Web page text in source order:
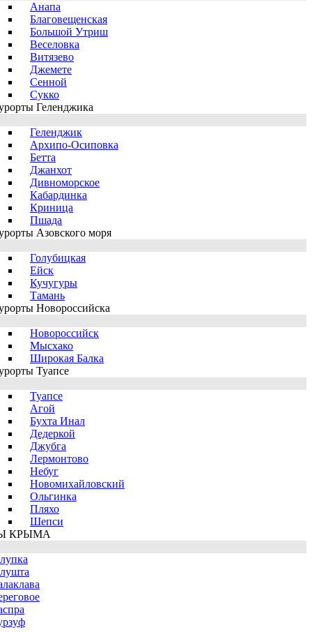
Анапа
Благовещенская
Большой Утриш
Веселовка
Витязево
Джемете
Сенной
Сукко
Геленджика
Геленджик
Архипо-Осиповка
Бетта
Джанхот
Дивноморское
Кабардинка
Криница
Пшада
Азовского моря
Голубицкая
Ейск
Кучугуры
Тамань
Новороссийска
Новороссийск
Мысхако
Широкая Балка
Туапсе
Туапсе
Агой
Бухта Инал
Дедеркой
Джубга
Лермонтово
Небуг
Новомихайловский
Ольгинка
Пляхо
Шепси
КРЫМА